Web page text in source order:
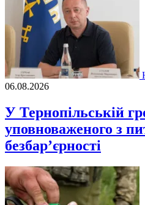
06.08.2026
У Тернопільській
уповноваженого з
безбар’єрності